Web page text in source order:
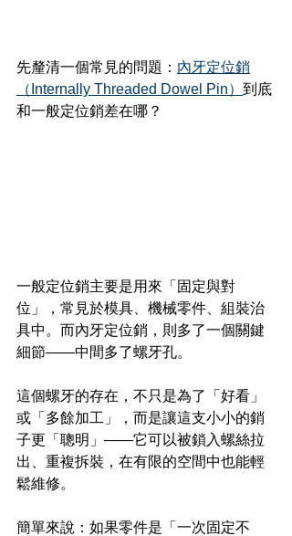
先釐清一個常見的問題： 內牙定位銷
（Internally Threaded Dowel Pin） 到底
和一般定位銷差在哪？
一般定位銷主要是用來「固定與對
位」，常見於模具、機械零件、組裝治
具中。而內牙定位銷，則多了一個關鍵
細節——中間多了螺牙孔。
這個螺牙的存在，不只是為了「好看」
或「多餘加工」，而是讓這支小小的銷
子更「聰明」——它可以被鎖入螺絲拉
出、重複拆裝，在有限的空間中也能輕
鬆維修。
簡單來說：如果零件是「一次固定不